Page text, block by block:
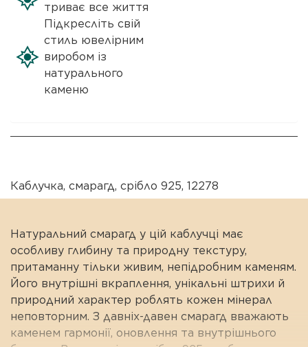
триває все життя
Підкресліть свій
стиль ювелірним
виробом із
натурального
каменю
Каблучка, смарагд, срібло 925, 12278
Натуральний смарагд у цій каблучці має
особливу глибину та природну текстуру,
притаманну тільки живим, непідробним каменям.
Його внутрішні вкраплення, унікальні штрихи й
природний характер роблять кожен мінерал
неповторним. З давніх-давен смарагд вважають
каменем гармонії, оновлення та внутрішнього